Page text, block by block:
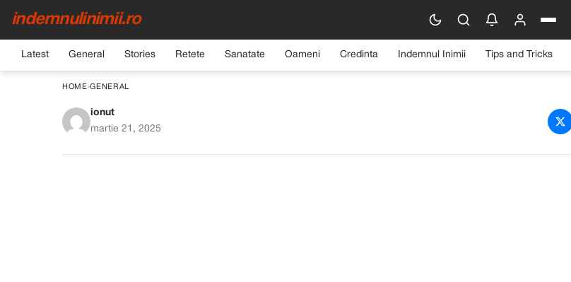
indemnulinimii.ro
Latest General Stories Retete Sanatate Oameni Credinta Indemnul Inimii Tips and Tricks
HOME›GENERAL
Soțul meu a schimbat familia noastră de patru
ionut
martie 21, 2025